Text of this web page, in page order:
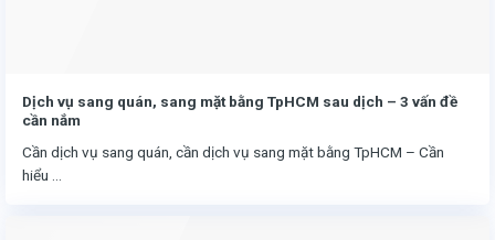
Dịch vụ sang quán, sang mặt bằng TpHCM sau dịch – 3 vấn đề
cần nắm
Cần dịch vụ sang quán, cần dịch vụ sang mặt bằng TpHCM – Cần
hiểu ...